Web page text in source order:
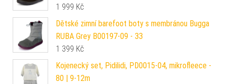
1 999 Kč
Dětské zimní barefoot boty s membránou Bugga
RUBA Grey B00197-09 - 33
1 399 Kč
Kojenecký set, Pidilidi, PD0015-04, mikrofleece -
80 | 9-12m